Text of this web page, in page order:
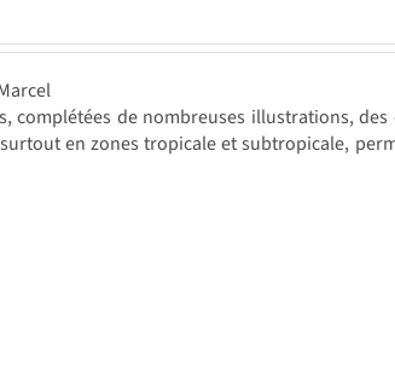
complétées de nombreuses illustrations,
en zones tropicale et subtropicale,